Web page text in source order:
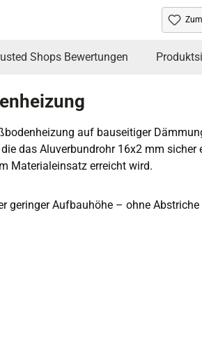
Shops Bewertungen
auf bauseitiger
das Aluverbundrohr 16x2 mm
Materialeinsatz erreicht wird.
geringer Aufbauhöhe – ohne